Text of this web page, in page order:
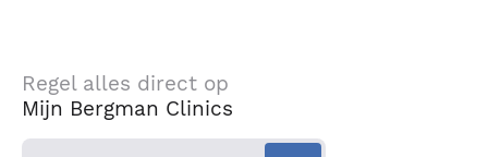
Regel alles direct op
Mijn Bergman Clinics